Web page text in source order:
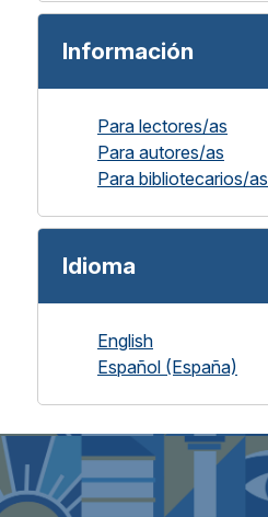
Información
Para lectores/as
Para autores/as
Para bibliotecarios/as
Idioma
English
Español (España)